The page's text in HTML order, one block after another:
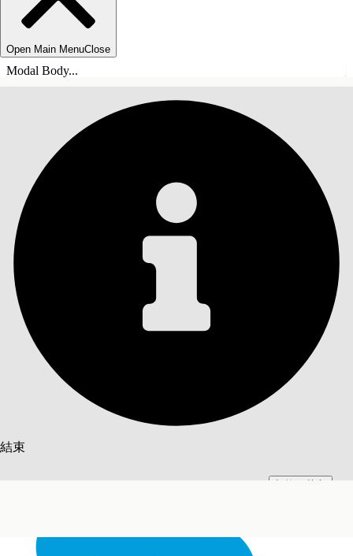
Open Main MenuClose
Modal Body...
結束
目錄